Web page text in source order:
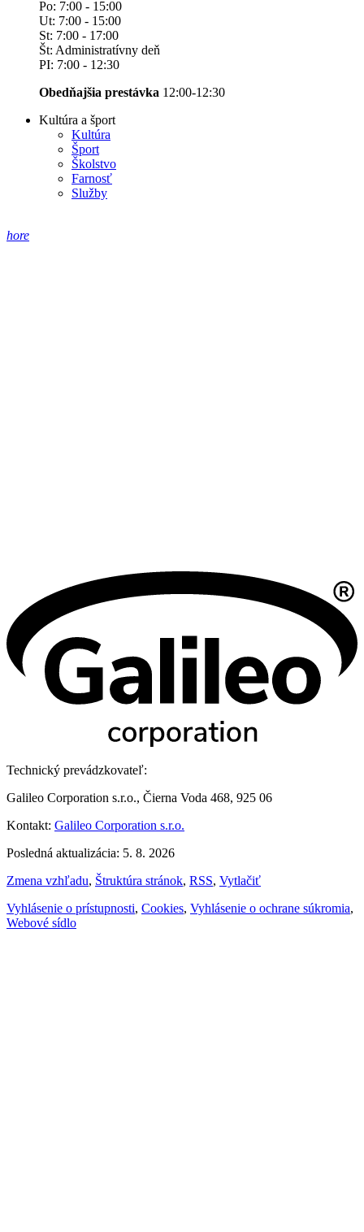
Po: 7:00 - 15:00
Ut: 7:00 - 15:00
St: 7:00 - 17:00
Št: Administratívny deň
PI: 7:00 - 12:30
Obedňajšia prestávka 12:00-12:30
Kultúra a šport
Kultúra
Šport
Školstvo
Farnosť
Služby
hore
Technický prevádzkovateľ:
Galileo Corporation s.r.o., Čierna Voda 468, 925 06
Kontakt: Galileo Corporation s.r.o.
Posledná aktualizácia: 5. 8. 2026
Zmena vzhľadu, Štruktúra stránok, RSS, Vytlačiť
Vyhlásenie o prístupnosti, Cookies, Vyhlásenie o ochrane súkromia,
Webové sídlo